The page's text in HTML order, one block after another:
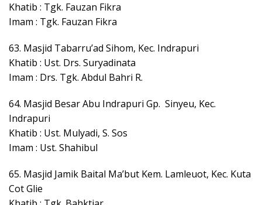
Khatib : Tgk. Fauzan Fikra
Imam : Tgk. Fauzan Fikra
63. Masjid Tabarru’ad Sihom, Kec. Indrapuri
Khatib : Ust. Drs. Suryadinata
Imam : Drs. Tgk. Abdul Bahri R.
64. Masjid Besar Abu Indrapuri Gp. Sinyeu, Kec.
Indrapuri
Khatib : Ust. Mulyadi, S. Sos
Imam : Ust. Shahibul
65. Masjid Jamik Baital Ma’but Kem. Lamleuot, Kec. Kuta
Cot Glie